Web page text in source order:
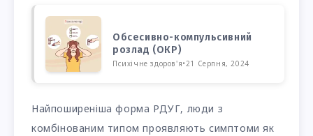
Обсесивно-компульсивний
розлад (ОКР)
Психічне здоров'я•21 Серпня, 2024
Найпоширеніша форма РДУГ, люди з
комбінованим типом проявляють симптоми як